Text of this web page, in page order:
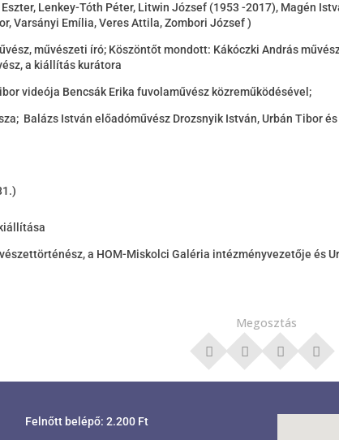
Lenkey-Tóth Péter, Litwin József (1953 -2017), Magén
Varsányi Emília, Veres Attila, Zombori József )
művészeti író; Köszöntőt mondott: Kákóczki András
a kiállítás kurátora
videója Bencsák Erika fuvolaművész közreműködésével;
Balázs István előadóművész Drozsnyik István, Urbán Tibor
a HOM-Miskolci Galéria intézményvezetője és
Megosztás
Felnőtt belépő: 2.200 Ft